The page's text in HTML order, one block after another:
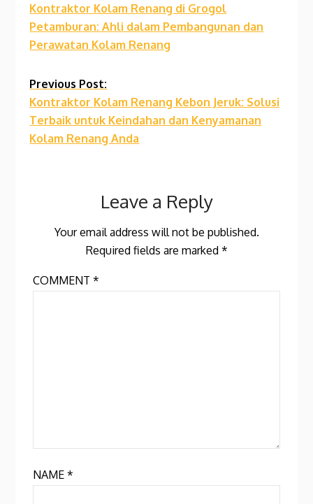
Reading
Kontraktor Kolam Renang di Grogol
Petamburan: Ahli dalam Pembangunan dan
Perawatan Kolam Renang
Previous Post:
Kontraktor Kolam Renang Kebon Jeruk: Solusi
Terbaik untuk Keindahan dan Kenyamanan
Kolam Renang Anda
Leave a Reply
Your email address will not be published.
Required fields are marked *
COMMENT*
NAME*